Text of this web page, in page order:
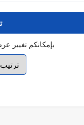
بإمكانكم تغيير